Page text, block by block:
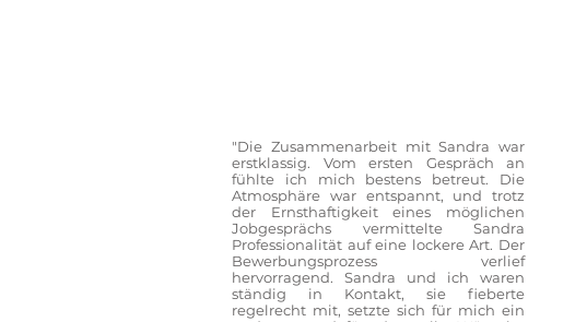
"Die Zusammenarbeit mit Sandra war
erstklassig. Vom ersten Gespräch an
fühlte ich mich bestens betreut. Die
Atmosphäre war entspannt, und trotz
der Ernsthaftigkeit eines möglichen
Jobgesprächs vermittelte Sandra
Professionalität auf eine lockere Art. Der
Bewerbungsprozess verlief
hervorragend. Sandra und ich waren
ständig in Kontakt, sie fieberte
regelrecht mit, setzte sich für mich ein